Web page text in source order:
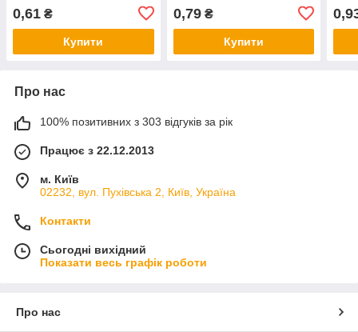
0,61 ₴
Купити
0,79₴
Купити
Про нас
100% позитивних з 303 відгуків за рік
Працює з 22.12.2013
м. Київ
02232, вул. Пухівська 2, Київ, Україна
Контакти
Сьогодні вихідний
Показати весь графік роботи
Про нас